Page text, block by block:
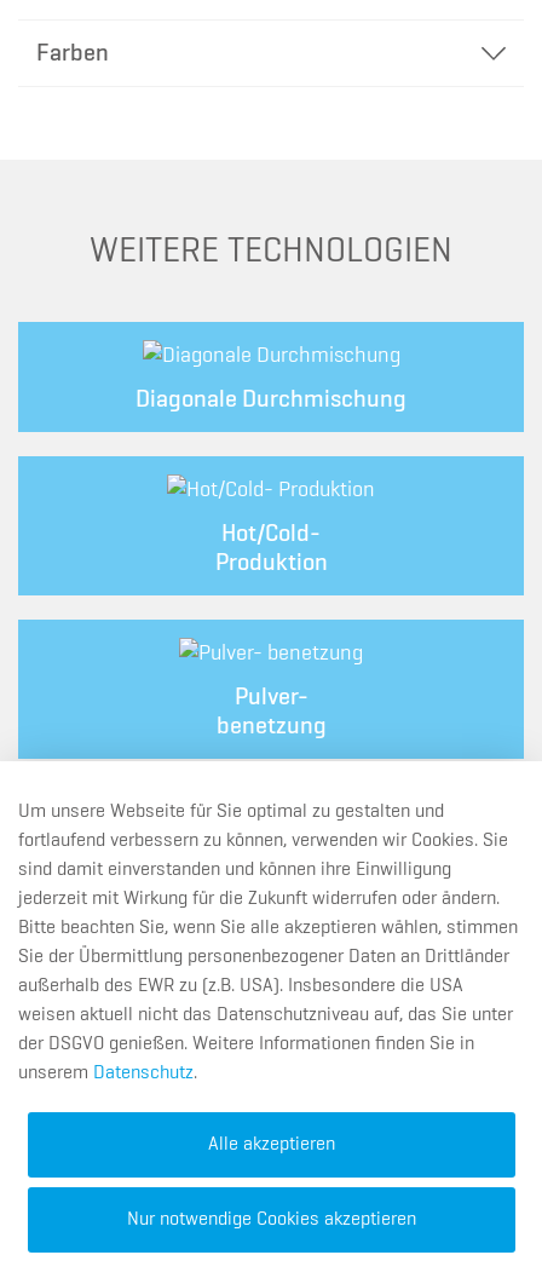
Farben
WEITERE TECHNOLOGIEN
Diagonale Durchmischung
Hot/Cold-
Produktion
Pulver-
benetzung
Pharma-Qualifizierung
A. Berents GmbH & Co. KG
BECOMIX
Telefon:+49 421 - 87 111 - 0
mail@becomix.de
Um unsere Webseite für Sie optimal zu gestalten und
fortlaufend verbessern zu können, verwenden wir Cookies. Sie
sind damit einverstanden und können ihre Einwilligung
jederzeit mit Wirkung für die Zukunft widerrufen oder ändern.
Bitte beachten Sie, wenn Sie alle akzeptieren wählen, stimmen
Sie der Übermittlung personenbezogener Daten an Drittländer
außerhalb des EWR zu (z.B. USA). Insbesondere die USA
weisen aktuell nicht das Datenschutzniveau auf, das Sie unter
der DSGVO genießen. Weitere Informationen finden Sie in
unserem Datenschutz.
Alle akzeptieren
Nur notwendige Cookies akzeptieren